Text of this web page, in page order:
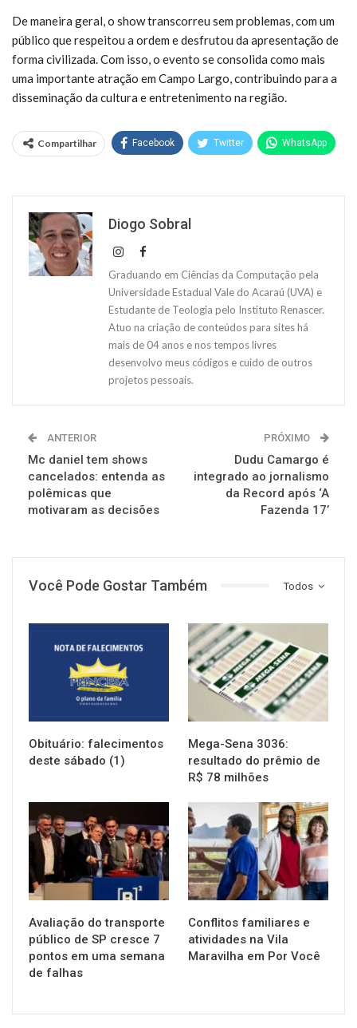
De maneira geral, o show transcorreu sem problemas, com um
público que respeitou a ordem e desfrutou da apresentação de
forma civilizada. Com isso, o evento se consolida como mais
uma importante atração em Campo Largo, contribuindo para a
disseminação da cultura e entretenimento na região.
Compartilhar Facebook Twitter WhatsApp
Diogo Sobral
Graduando em Ciências da Computação pela
Universidade Estadual Vale do Acaraú (UVA) e
Estudante de Teologia pelo Instituto Renascer.
Atuo na criação de conteúdos para sites há
mais de 04 anos e nos tempos livres
desenvolvo meus códigos e cuido de outros
projetos pessoais.
ANTERIOR
Mc daniel tem shows
cancelados: entenda as
polêmicas que
motivaram as decisões
PRÓXIMO
Dudu Camargo é
integrado ao jornalismo
da Record após ‘A
Fazenda 17’
Todos
Você Pode Gostar Também
Obituário: falecimentos
deste sábado (1)
NOTÍCIAS
Mega-Sena 3036:
resultado do prêmio de
R$ 78 milhões
NOTÍCIAS
Avaliação do transporte
público de SP cresce 7
pontos em uma semana
de falhas
Conflitos familiares e
atividades na Vila
Maravilha em Por Você